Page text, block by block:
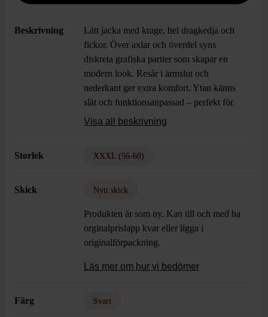
Beskrivning
Lätt jacka med krage, hel dragkedja och
fickor. Över axlar och överdel syns
diskreta grafiska partier som skapar en
modern look. Resår i ärmslut och
nederkant ger extra komfort. Ytan känns
slät och funktionsanpassad – perfekt för
ett aktivt uttryck.
Visa all beskrivning
Storlek XXXL (56-60)
Skick Nytt skick
Produkten är som ny. Kan till och med ha
orginalprislapp kvar eller ligga i
originalförpackning.
Läs mer om hur vi bedömer
Färg Svart